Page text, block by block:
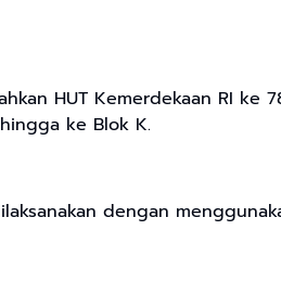
HUT Kemerdekaan RI ke
ke Blok K.
dengan